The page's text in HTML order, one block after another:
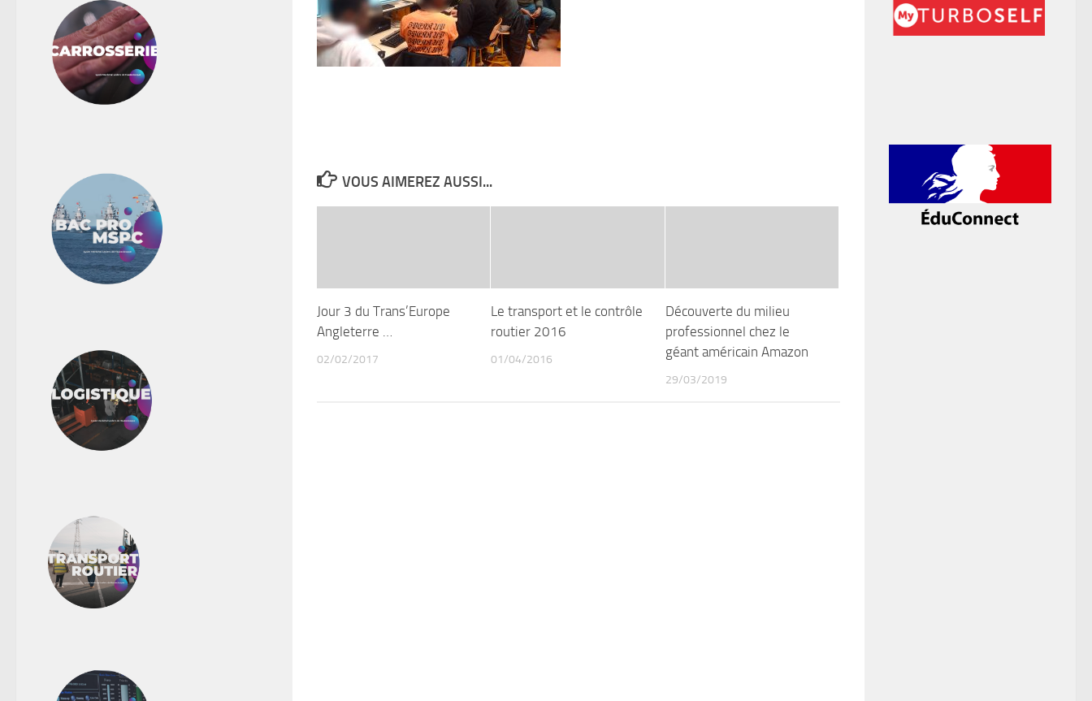
VOUS AIMEREZ AUSSI...
Jour 3 du Trans’Europe
Angleterre …
02/02/2017
Le transport et le contrôle
routier 2016
01/04/2016
Découverte du milieu
professionnel chez le
géant américain Amazon
29/03/2019